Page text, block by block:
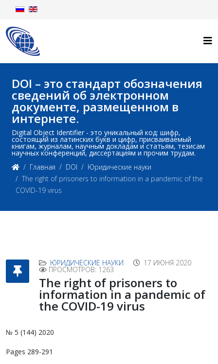
DOI – это стандарт обозначения
сведений об электронном
документе, размещенном в
интернете.
Digital Object Identifier - это уникальный код: шифр,
состоящий из латинских букв и цифр, присваиваемый
книгам, журналам, научным докладам и статьям, тезисам
научных конференций, диссертациям и прочим трудам.
Главная
DOI
Юридические науки
The right of prisoners to information in a pandemic of the
COVID-19 virus
ЮРИДИЧЕСКИЕ НАУКИ 17 ИЮНЯ 2020
ПРОСМОТРОВ: 1263
The right of prisoners to
information in a pandemic of
the COVID-19 virus
№ 5 (144) 2020
Pages 289-291